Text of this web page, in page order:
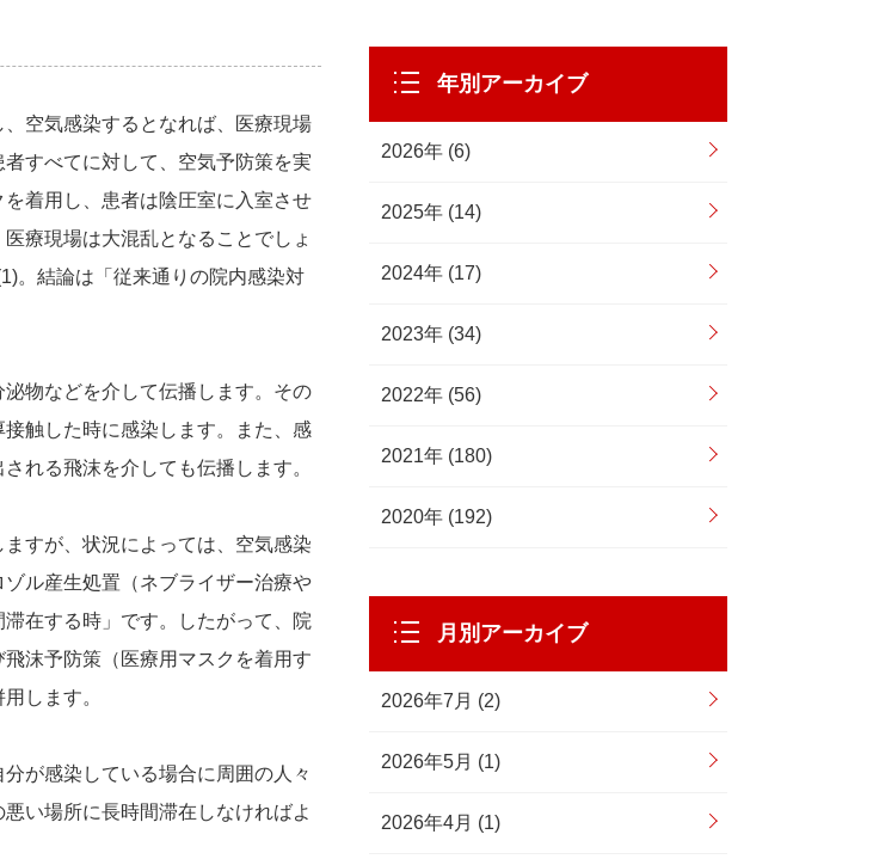
空気感染するとなれば、医療現場
すべてに対して、空気予防策を実
着用し、患者は陰圧室に入室させ
療現場は大混乱となることでしょ
。結論は「従来通りの院内感染対
物などを介して伝播します。その
触した時に感染します。また、感
れる飛沫を介しても伝播します。
すが、状況によっては、空気感染
ル産生処置（ネブライザー治療や
在する時」です。したがって、院
沫予防策（医療用マスクを着用す
します。
が感染している場合に周囲の人々
い場所に長時間滞在しなければよ
年別アーカイブ
2026年 (6)
2025年 (14)
2024年 (17)
2023年 (34)
2022年 (56)
2021年 (180)
2020年 (192)
月別アーカイブ
2026年7月 (2)
2026年5月 (1)
2026年4月 (1)